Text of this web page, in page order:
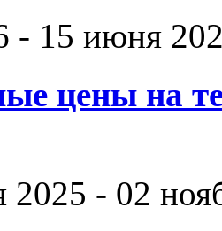
- 15 июня
цены на
2025 - 02